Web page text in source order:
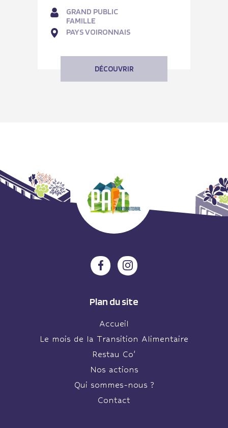
GRAND PUBLIC
FAMILLE
PAYS VOIRONNAIS
DÉCOUVRIR
Plan du site
Accueil
Le mois de la Transition Alimentaire
Restau Co’
Nos actions
Qui sommes-nous ?
Contact